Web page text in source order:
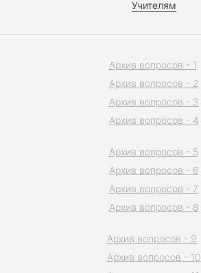
Учителям
Архив вопросов - 1
Архив вопросов - 2
Архив вопросов - 3
Архив вопросов - 4
Архив вопросов - 5
Архив вопросов - 6
Архив вопросов - 7
Архив вопросов - 8
Архив вопросов - 9
Архив вопросов - 10